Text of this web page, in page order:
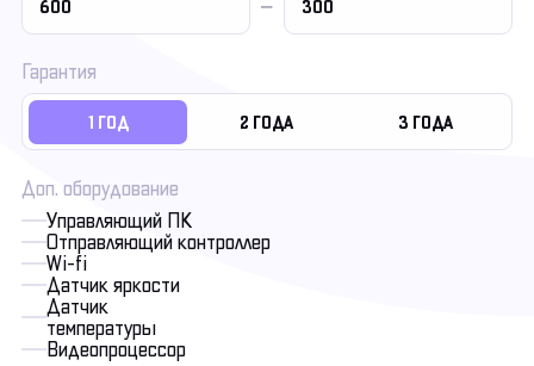
Гарантия
1 ГОД 2 ГОДА 3 ГОДА
Доп. оборудование
Управляющий ПК
Отправляющий контроллер
Wi-fi
Датчик яркости
Датчик
температуры
Видеопроцессор